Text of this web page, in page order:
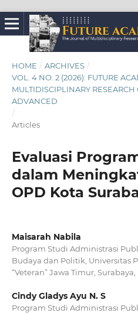
HOME / ARCHIVES /
VOL. 4 NO. 2 (2026): FUTURE
MULTIDISCIPLINARY
ADVANCED
/
Articles
Evaluasi
dalam
OPD Kota
Maisarah Nabila
Program Studi Administrasi
Budaya dan Politik, Universitas
“Veteran” Jawa Timur,
Cindy Gladys Ayu N. S
Program Studi Administrasi